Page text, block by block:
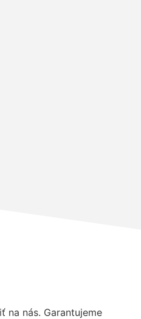
na nás. Garantujeme